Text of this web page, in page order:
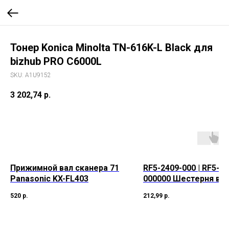
Тонер Konica Minolta TN-616K-L Black для
bizhub PRO C6000L
SKU: A1U9152
3 202,74 р.
Прижимной вал сканера 71
Panasonic KX-FL403
520 р.
RF5-2409-000 | RF5-
000000 Шестерня в
/ GP-160
212,99 р.